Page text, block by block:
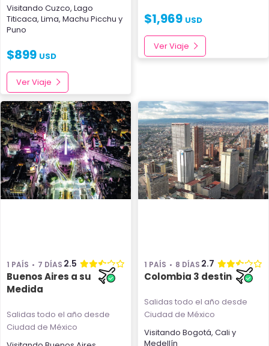
Visitando Cuzco, Lago
Titicaca, Lima, Machu Picchu y
Puno
$899 USD
Ver Viaje
$1,969 USD
Ver Viaje
1 PAÍS 7 DÍAS 2.5
Buenos Aires a su
Medida
Salidas todo el año desde
Ciudad de México
1 PAÍS 8 DÍAS 2.7
Colombia 3 destinos
Salidas todo el año desde
Ciudad de México
Visitando Bogotá, Cali y
Medellín